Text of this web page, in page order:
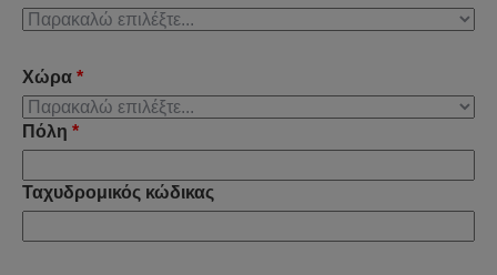
Χώρα *
Πόλη *
Ταχυδρομικός κώδικας